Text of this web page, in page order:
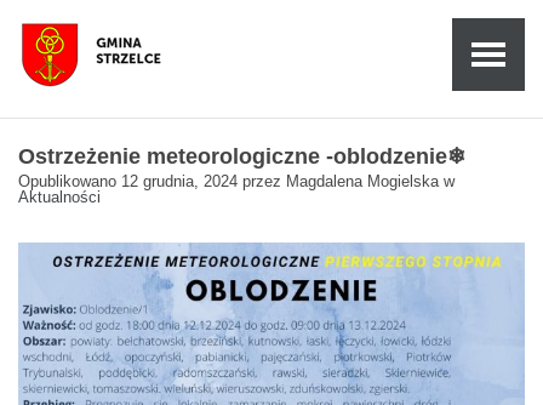
Ostrzeżenie meteorologiczne -oblodzenie❄
Opublikowano 12 grudnia, 2024 przez Magdalena Mogielska w
Aktualności